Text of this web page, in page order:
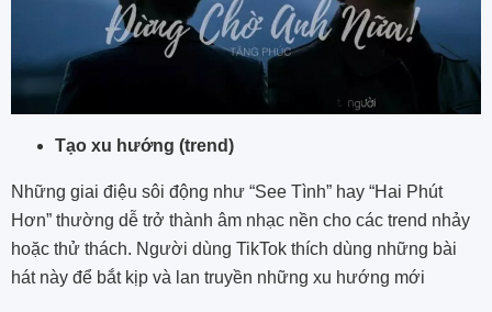
Tạo xu hướng (trend)
Những giai điệu sôi động như “See Tình” hay “Hai Phút
Hơn” thường dễ trở thành âm nhạc nền cho các trend nhảy
hoặc thử thách. Người dùng TikTok thích dùng những bài
hát này để bắt kịp và lan truyền những xu hướng mới​